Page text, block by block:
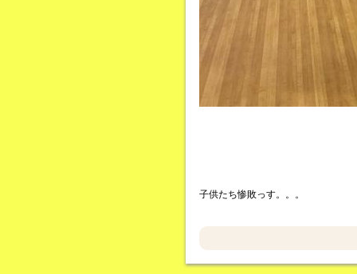
子供たち惨敗っす。。。